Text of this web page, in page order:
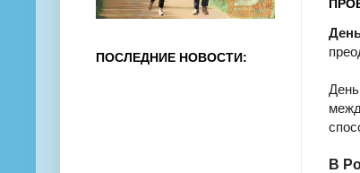
В
ПОСЛЕДНИЕ НОВОСТИ: